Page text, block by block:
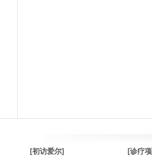
[初访爱尔]
[诊疗